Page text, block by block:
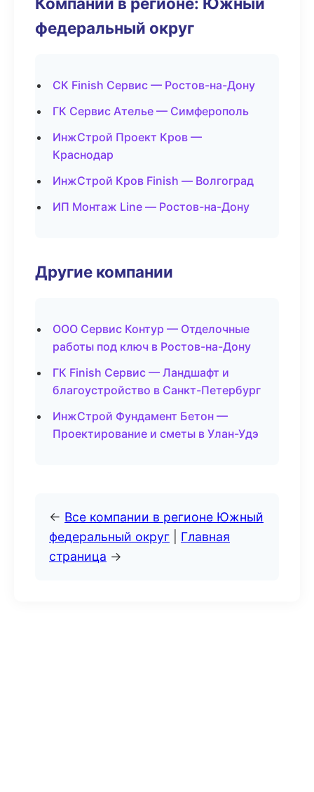
федеральный округ
СК Finish Сервис — Ростов-на-Дону
ГК Сервис Ателье — Симферополь
ИнжСтрой Проект Кров —
Краснодар
ИнжСтрой Кров Finish — Волгоград
ИП Монтаж Line — Ростов-на-Дону
Другие компании
ООО Сервис Контур — Отделочные
работы под ключ в Ростов-на-Дону
ГК Finish Сервис — Ландшафт и
благоустройство в Санкт-Петербург
ИнжСтрой Фундамент Бетон —
Проектирование и сметы в Улан-Удэ
← Все компании в регионе Южный
федеральный округ
Главная
страница →